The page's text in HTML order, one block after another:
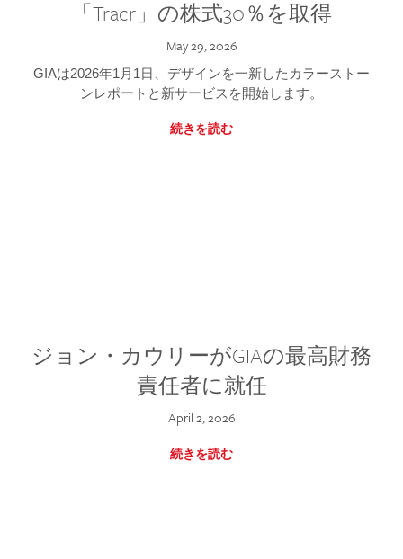
「Tracr」の株式30％を取得
May 29, 2026
GIAは2026年1月1日、デザインを一新したカラーストー
ンレポートと新サービスを開始します。
続きを読む
ジョン・カウリーがGIAの最高財務
責任者に就任
April 2, 2026
続きを読む